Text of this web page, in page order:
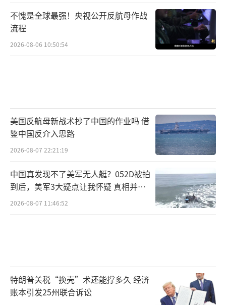
不愧是全球最强！央视公开反航母作战
流程
2026-08-06 10:50:54
美国反航母新战术抄了中国的作业吗 借
鉴中国反介入思路
2026-08-07 22:21:19
中国真发现不了美军无人艇？052D被拍
到后，美军3大疑点让我怀疑 真相并非
如此
2026-08-07 11:46:52
特朗普关税“换壳”术还能撑多久 经济
账本引发25州联合诉讼